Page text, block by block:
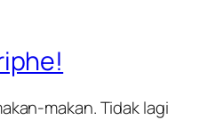
makan. Tidak lagi